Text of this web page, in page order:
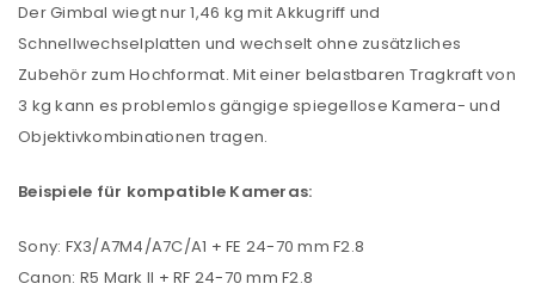
Der Gimbal wiegt nur 1,46 kg mit Akkugriff und
Schnellwechselplatten und wechselt ohne zusätzliches
Zubehör zum Hochformat. Mit einer belastbaren Tragkraft von
3 kg kann es problemlos gängige spiegellose Kamera- und
Objektivkombinationen tragen.
Beispiele für kompatible Kameras:
Sony: FX3/A7M4/A7C/A1 + FE 24-70 mm F2.8
Canon: R5 Mark II + RF 24-70 mm F2.8